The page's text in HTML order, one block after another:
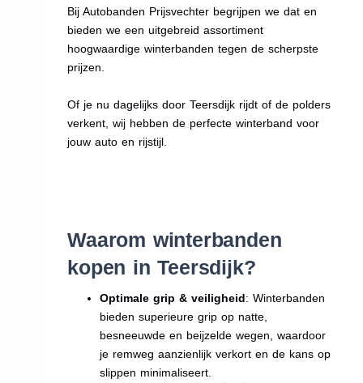
Bij Autobanden Prijsvechter begrijpen we dat en
bieden we een uitgebreid assortiment
hoogwaardige winterbanden tegen de scherpste
prijzen.
Of je nu dagelijks door Teersdijk rijdt of de polders
verkent, wij hebben de perfecte winterband voor
jouw auto en rijstijl.
Waarom winterbanden
kopen in Teersdijk?
Optimale grip & veiligheid: Winterbanden
bieden superieure grip op natte,
besneeuwde en beijzelde wegen, waardoor
je remweg aanzienlijk verkort en de kans op
slippen minimaliseert.